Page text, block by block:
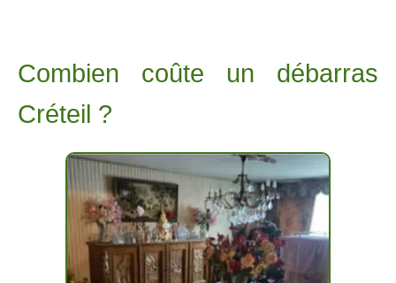
Combien coûte un débarras
Créteil ?